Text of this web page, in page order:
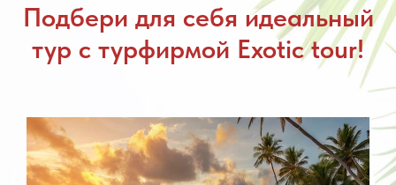
Подбери для себя идеальный
тур с турфирмой Exotic tour!